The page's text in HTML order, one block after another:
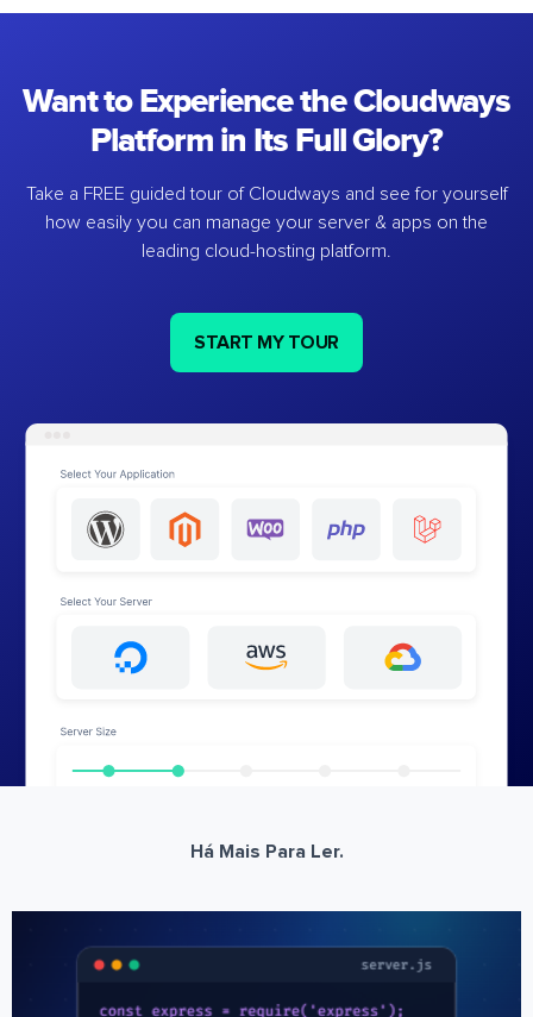
Want to Experience the Cloudways
Platform in Its Full Glory?
Take a FREE guided tour of Cloudways and see for yourself
how easily you can manage your server & apps on the
leading cloud-hosting platform.
START MY TOUR
Há Mais Para Ler.